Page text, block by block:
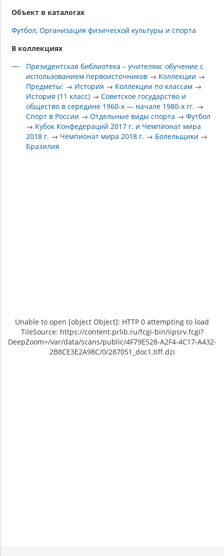
Объект в каталогах
Футбол Организация физической культуры и спорта
В коллекциях
Президентская библиотека – учителям: обучение с
использованием первоисточников → Коллекции →
Предметы: → История → Коллекции по классам →
История (11 класс) →Советское государство и
общество в середине 1960-х — начале 1980-х гг. →
Спорт в России →Отдельные виды спорта →Футбол
→ Кубок Конфедераций 2017 г. и Чемпионат мира
2018 г. → Чемпионат мира 2018 г. → Болельщики →
Бразилия
Unable to open [object Object]: HTTP 0 attempting to load
TileSource: https://content.prlib.ru/fcgi-bin/iipsrv.fcgi?
DeepZoom=/var/data/scans/public/4F79E528-A2F4-4C17-A432-
2B8CE3E2A98C/0/287051_doc1.tiff.dzi